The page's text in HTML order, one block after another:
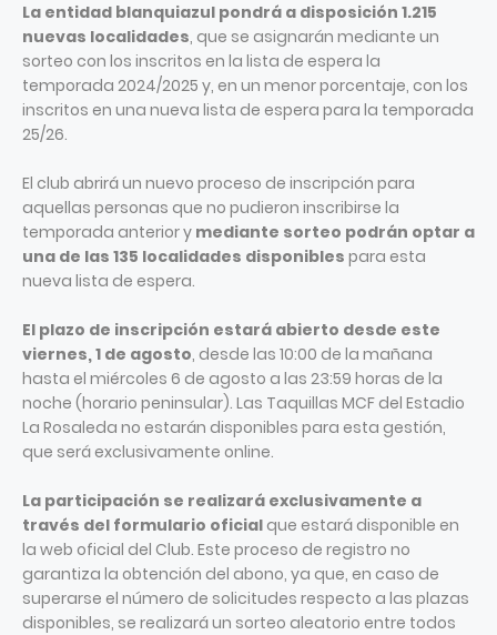
La entidad blanquiazul pondrá a disposición 1.215
nuevas localidades, que se asignarán mediante un
sorteo con los inscritos en la lista de espera la
temporada 2024/2025 y, en un menor porcentaje, con los
inscritos en una nueva lista de espera para la temporada
25/26.
El club abrirá un nuevo proceso de inscripción para
aquellas personas que no pudieron inscribirse la
temporada anterior y mediante sorteo podrán optar a
una de las 135 localidades disponibles para esta
nueva lista de espera.
El plazo de inscripción estará abierto desde este
viernes, 1 de agosto, desde las 10:00 de la mañana
hasta el miércoles 6 de agosto a las 23:59 horas de la
noche (horario peninsular). Las Taquillas MCF del Estadio
La Rosaleda no estarán disponibles para esta gestión,
que será exclusivamente online.
La participación se realizará exclusivamente a
través del formulario oficial que estará disponible en
la web oficial del Club. Este proceso de registro no
garantiza la obtención del abono, ya que, en caso de
superarse el número de solicitudes respecto a las plazas
disponibles, se realizará un sorteo aleatorio entre todos